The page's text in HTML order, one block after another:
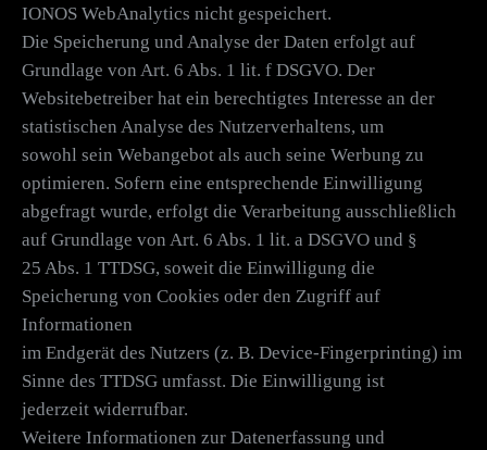
IONOS WebAnalytics nicht gespeichert.
Die Speicherung und Analyse der Daten erfolgt auf
Grundlage von Art. 6 Abs. 1 lit. f DSGVO. Der
Websitebetreiber hat ein berechtigtes Interesse an der
statistischen Analyse des Nutzerverhaltens, um
sowohl sein Webangebot als auch seine Werbung zu
optimieren. Sofern eine entsprechende Einwilligung
abgefragt wurde, erfolgt die Verarbeitung ausschließlich
auf Grundlage von Art. 6 Abs. 1 lit. a DSGVO und §
25 Abs. 1 TTDSG, soweit die Einwilligung die
Speicherung von Cookies oder den Zugriff auf
Informationen
im Endgerät des Nutzers (z. B. Device-Fingerprinting) im
Sinne des TTDSG umfasst. Die Einwilligung ist
jederzeit widerrufbar.
Weitere Informationen zur Datenerfassung und